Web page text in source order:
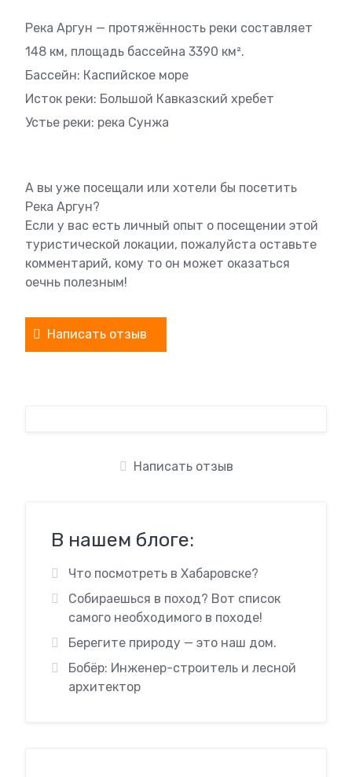
Река Аргун — протяжённость реки составляет
148 км, площадь бассейна 3390 км².
Бассейн: Каспийское море
Исток реки: Большой Кавказский хребет
Устье реки: река Сунжа
А вы уже посещали или хотели бы посетить
Река Аргун?
Если у вас есть личный опыт о посещении этой
туристической локации, пожалуйста оставьте
комментарий, кому то он может оказаться
оечнь полезным!
Написать отзыв
Написать отзыв
В нашем блоге:
Что посмотреть в Хабаровске?
Собираешься в поход? Вот список
самого необходимого в походе!
Берегите природу — это наш дом.
Бобёр: Инженер-строитель и лесной
архитектор